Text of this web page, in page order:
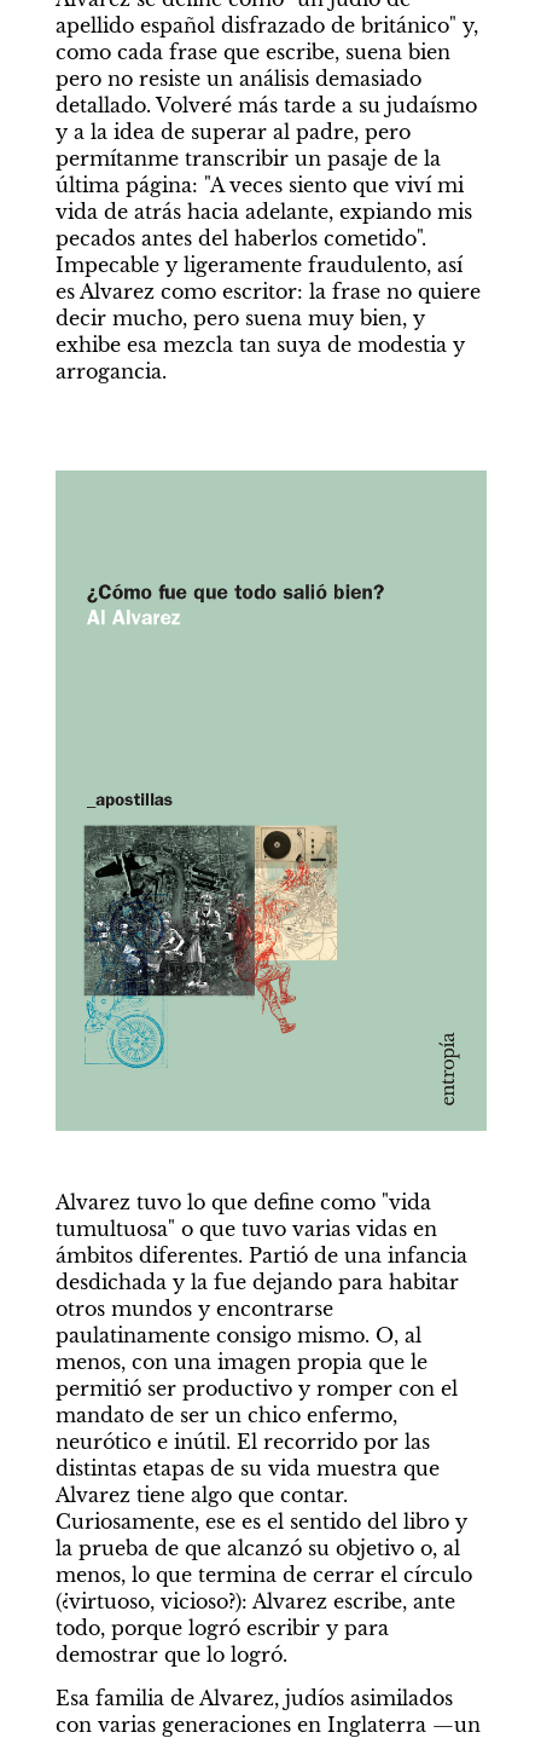
apellido español disfrazado de británico" y,
como cada frase que escribe, suena bien
pero no resiste un análisis demasiado
detallado. Volveré más tarde a su judaísmo
y a la idea de superar al padre, pero
permítanme transcribir un pasaje de la
última página: "A veces siento que viví mi
vida de atrás hacia adelante, expiando mis
pecados antes del haberlos cometido".
Impecable y ligeramente fraudulento, así
es Alvarez como escritor: la frase no quiere
decir mucho, pero suena muy bien, y
exhibe esa mezcla tan suya de modestia y
arrogancia.
Alvarez tuvo lo que define como "vida
tumultuosa" o que tuvo varias vidas en
ámbitos diferentes. Partió de una infancia
desdichada y la fue dejando para habitar
otros mundos y encontrarse
paulatinamente consigo mismo. O, al
menos, con una imagen propia que le
permitió ser productivo y romper con el
mandato de ser un chico enfermo,
neurótico e inútil. El recorrido por las
distintas etapas de su vida muestra que
Alvarez tiene algo que contar.
Curiosamente, ese es el sentido del libro y
la prueba de que alcanzó su objetivo o, al
menos, lo que termina de cerrar el círculo
(¿virtuoso, vicioso?): Alvarez escribe, ante
todo, porque logró escribir y para
demostrar que lo logró.
Esa familia de Alvarez, judíos asimilados
con varias generaciones en Inglaterra —un